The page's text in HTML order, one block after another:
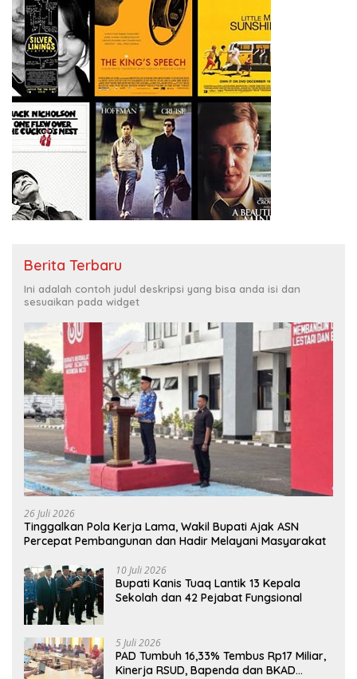
Berita Terbaru
Ini adalah contoh judul deskripsi yang bisa anda isi dan
sesuaikan pada widget
26 Juli 2026
Tinggalkan Pola Kerja Lama, Wakil Bupati Ajak ASN
Percepat Pembangunan dan Hadir Melayani Masyarakat
10 Juli 2026
Bupati Kanis Tuaq Lantik 13 Kepala
Sekolah dan 42 Pejabat Fungsional
5 Juli 2026
PAD Tumbuh 16,33% Tembus Rp17 Miliar,
Kinerja RSUD, Bapenda dan BKAD